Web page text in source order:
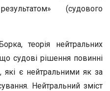
(судового
теорія нейтральних
судові рішення повинні
які є нейтральними як за
Нейтральний зміст